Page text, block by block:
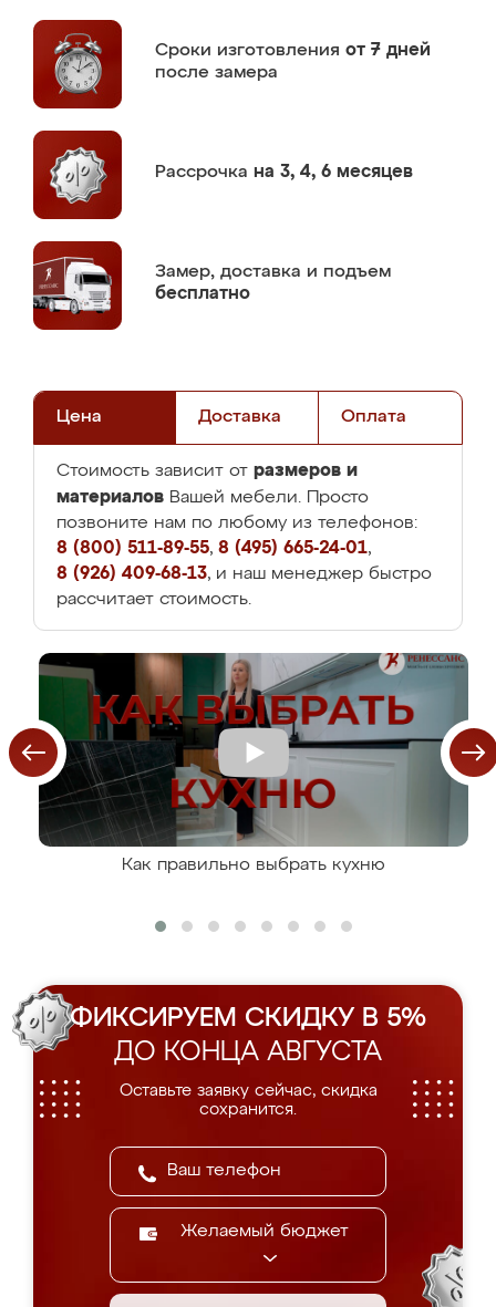
Сроки изготовления от 7 дней
после замера
Рассрочка на 3, 4, 6 месяцев
Замер, доставка и подъем
бесплатно
Цена Доставка Оплата
Стоимость зависит от размеров и
материалов Вашей мебели. Просто
позвоните нам по любому из телефонов:
8 (800) 511-89-55, 8 (495) 665-24-01,
8 (926) 409-68-13, и наш менеджер быстро
рассчитает стоимость.
Как правильно выбрать кухню
ФИКСИРУЕМ СКИДКУ В 5%
ДО КОНЦА АВГУСТА
Оставьте заявку сейчас, скидка
сохранится.
Желаемый бюджет